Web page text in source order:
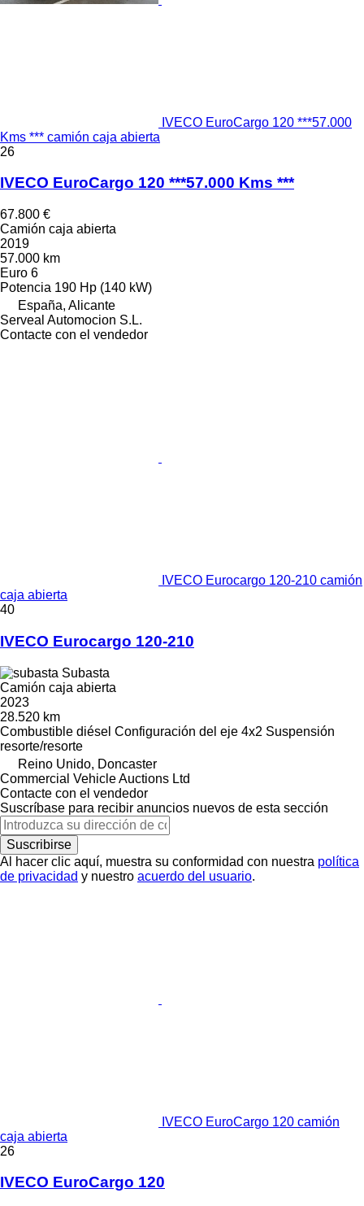
IVECO EuroCargo 120 ***57.000
Kms *** camión caja abierta
26
IVECO EuroCargo 120 ***57.000 Kms ***
67.800 €
Camión caja abierta
2019
57.000 km
Euro 6
Potencia 190 Hp (140 kW)
España, Alicante
Serveal Automocion S.L.
Contacte con el vendedor
IVECO Eurocargo 120-210 camión
caja abierta
40
IVECO Eurocargo 120-210
Subasta
Camión caja abierta
2023
28.520 km
Combustible diésel Configuración del eje 4x2 Suspensión
resorte/resorte
Reino Unido, Doncaster
Commercial Vehicle Auctions Ltd
Contacte con el vendedor
Suscríbase para recibir anuncios nuevos de esta sección
Suscribirse
Al hacer clic aquí, muestra su conformidad con nuestra política
de privacidad y nuestro acuerdo del usuario.
IVECO EuroCargo 120 camión
caja abierta
26
IVECO EuroCargo 120